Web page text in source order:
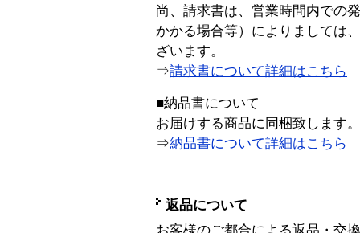
尚、請求書は、営業時間内での
かかる場合等）によりましては
ざいます。
⇒請求書について詳細はこちら
■納品書について
お届けする商品に同梱致します。
⇒納品書について詳細はこちら
返品について